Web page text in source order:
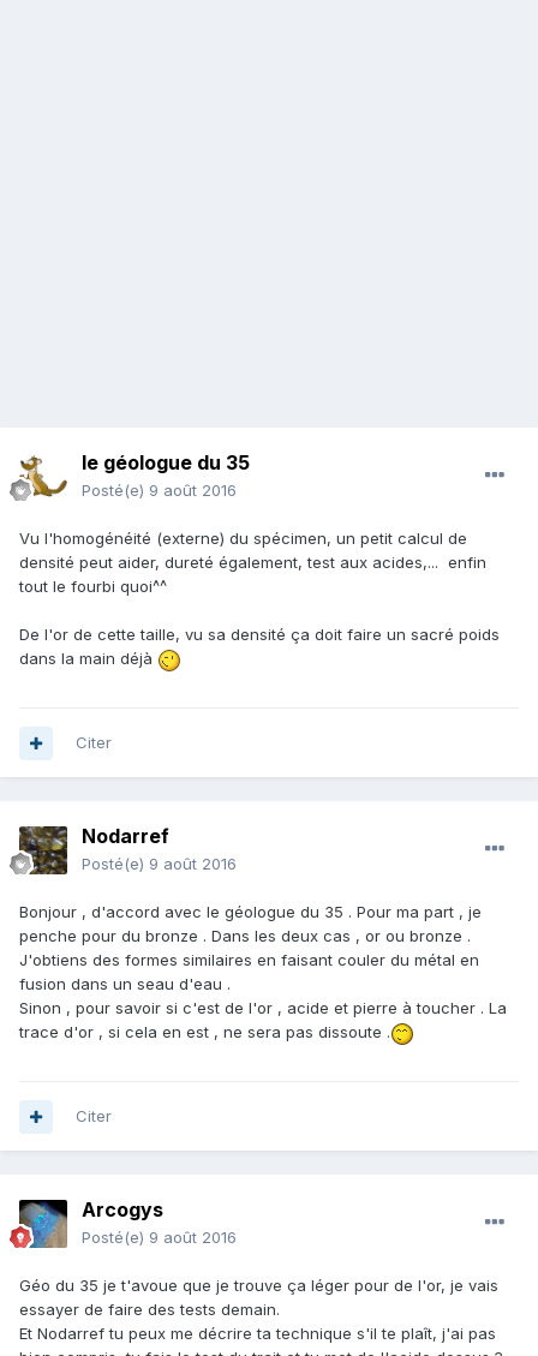
le géologue du 35
Posté(e) 9 août 2016
Vu l'homogénéité (externe) du spécimen, un petit calcul de
densité peut aider, dureté également, test aux acides,... enfin
tout le fourbi quoi^^
De l'or de cette taille, vu sa densité ça doit faire un sacré poids
dans la main déjà
Citer
Nodarref
Posté(e) 9 août 2016
Bonjour , d'accord avec le géologue du 35 . Pour ma part , je
penche pour du bronze . Dans les deux cas , or ou bronze .
J'obtiens des formes similaires en faisant couler du métal en
fusion dans un seau d'eau .
Sinon , pour savoir si c'est de l'or , acide et pierre à toucher . La
trace d'or , si cela en est , ne sera pas dissoute .
Citer
Arcogys
Posté(e) 9 août 2016
Géo du 35 je t'avoue que je trouve ça léger pour de l'or, je vais
essayer de faire des tests demain.
Et Nodarref tu peux me décrire ta technique s'il te plaît, j'ai pas